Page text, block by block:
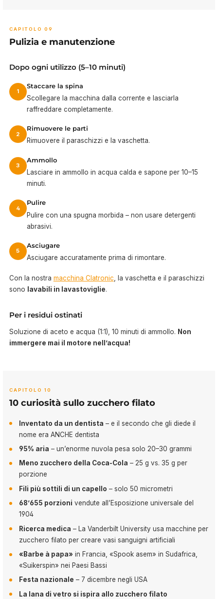
CAPITOLO 09
Pulizia e manutenzione
Dopo ogni utilizzo (5–10 minuti)
1
Staccare la spina
Scollegare la macchina dalla corrente e lasciarla
raffreddare completamente.
2
Rimuovere le parti
Rimuovere il paraschizzi e la vaschetta.
3
Ammollo
Lasciare in ammollo in acqua calda e sapone per 10–15
minuti.
4
Pulire
Pulire con una spugna morbida – non usare detergenti
abrasivi.
5
Asciugare
Asciugare accuratamente prima di rimontare.
Con la nostra macchina Clatronic, la vaschetta e il paraschizzi
sono
lavabili in lavastoviglie.
Per i residui ostinati
Soluzione di aceto e acqua (1:1), 10 minuti di ammollo. Non
immergere mai il motore nell’acqua!
CAPITOLO 10
10 curiosità sullo zucchero filato
Inventato da un dentista – e il secondo che gli diede il
nome era ANCHE dentista
95% aria – un’enorme nuvola pesa solo 20–30 grammi
Meno zucchero della Coca-Cola – 25 g vs. 35 g per
porzione
Fili più sottili di un capello – solo 50 micrometri
68’655 porzioni vendute all’Esposizione universale del
1904
Ricerca medica – La Vanderbilt University usa macchine per
zucchero filato per creare vasi sanguigni artificiali
«Barbe à papa» in Francia, «Spook asem» in Sudafrica,
«Suikerspin» nei Paesi Bassi
Festa nazionale – 7 dicembre negli USA
La lana di vetro si ispira allo zucchero filato